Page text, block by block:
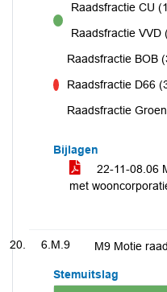
voor
Raadsfractie CU
Raadsfractie VVD
Raadsfractie BOB
Raadsfractie D66
Raadsfractie
Bijlagen
22-11-08.06
met
6.M.9 M9 Motie
Stemuitslag